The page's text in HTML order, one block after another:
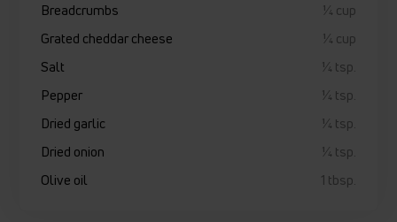
Breadcrumbs
¼ cup
Grated cheddar cheese
¼ cup
Salt
¼ tsp.
Pepper
¼ tsp.
Dried garlic
¼ tsp.
Dried onion
¼ tsp.
Olive oil
1 tbsp.